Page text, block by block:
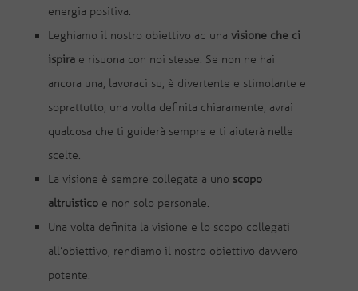
energia positiva.
Leghiamo il nostro obiettivo ad una visione che ci
ispira e risuona con noi stesse. Se non ne hai
ancora una, lavoraci su, è divertente e stimolante e
soprattutto, una volta definita chiaramente, avrai
qualcosa che ti guiderà sempre e ti aiuterà nelle
scelte.
La visione è sempre collegata a uno scopo
altruistico e non solo personale.
Una volta definita la visione e lo scopo collegati
all’obiettivo, rendiamo il nostro obiettivo davvero
potente.